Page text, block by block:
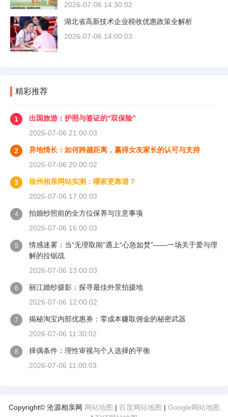
2026-07-06 14:30:02
湖北省高新技术企业税收优惠政策全解析
2026-07-06 14:00:03
精彩推荐
1
出国旅游：护照与签证的“双保险”
2026-07-06 21:00:03
2
异地情长：如何跨越距离，赢得女友家长的认可与支持
2026-07-06 20:00:02
3
徐州相亲网站实测：哪家更靠谱？
2026-07-06 17:00:03
4
拍婚纱照前的全方位保养与注意事项
2026-07-06 16:00:03
5
情感迷雾：当“无理取闹”遇上“心急如焚”——一场关于爱与理
解的拉锯战
2026-07-06 13:00:03
6
丽江婚纱摄影：探寻最佳外景拍摄地
2026-07-06 12:00:02
7
揭秘淘宝内部优惠券：零成本赚取佣金的秘密武器
2026-07-06 11:30:02
8
择偶条件：理性审视与个人选择的平衡
2026-07-06 11:00:03
Copyright© 沧源相亲网 网站地图 | 百度网站地图 | Google网站地图